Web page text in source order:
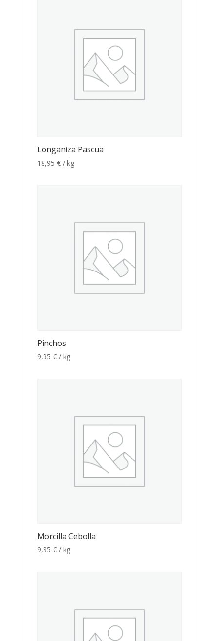
Longaniza Pascua
18,95 € / kg
Pinchos
9,95 € / kg
Morcilla Cebolla
9,85 € / kg